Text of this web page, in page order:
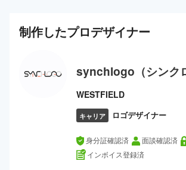
制作したプロデザイナー
synchlogo（シンク
WESTFIELD
キャリア ロゴデザイナー
身分証確認済 面談確認済
インボイス登録済